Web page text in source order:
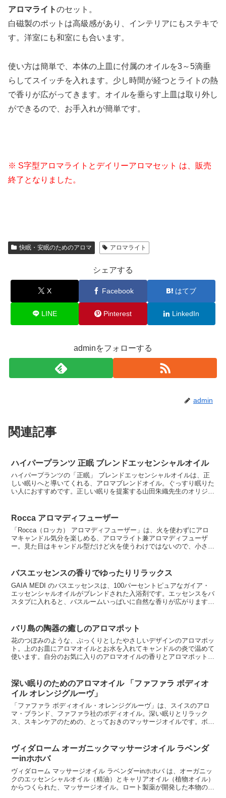
アロマライトのセット。
白磁製のポットは高級感があり、インテリアにもステキで
す。洋室にも和室にも合います。
使い方は簡単で、本体の上皿に付属のオイルを3～5滴垂
らしてスイッチを入れます。少し時間が経つとライトの熱
で香りが広がってきます。オイルを垂らす上皿は取り外し
ができるので、お手入れが簡単です。
※ S字型アロマライトとデイリーアロマセット は、販売
終了となりました。
快眠・安眠のためのアロマ アロマライト
シェアする
X Facebook はてブ
LINE Pinterest LinkedIn
adminをフォローする
admin
関連記事
ハイパープランツ 正眠 ブレンドエッセンシャルオイル
ハイパープランツの「正眠」 ブレンドエッセンシャルオイルは、正
しい眠りへと導いてくれる、アロマブレンドオイル。ぐっすり眠りた
い人におすすめです。正しい眠りを提案する山田朱織先生のオリジナ
Rocca アロマディフューザー
「Rocca（ロッカ） アロマディフューザー」は、火を使わずにアロ
マキャンドル気分を楽しめる、アロマライト兼アロマディフューザ
ー。見た目はキャンドル型だけど火を使うわけではないので、小さな
バスエッセンスの香りでゆったりリラックス
GAIA MEDI のバスエッセンスは、100パーセントピュアなガイア・
エッセンシャルオイルがブレンドされた入浴剤です。エッセンスをバ
スタブに入れると、バスルームいっぱいに自然な香りが広がります。
バリ島の陶器の癒しのアロマポット
花のつぼみのような、ぷっくりとしたやさしいデザインのアロマポッ
ト。上のお皿にアロマオイルとお水を入れてキャンドルの炎で温めて
使います。自分のお気に入りのアロマオイルの香りとアロマポットの
深い眠りのためのアロマオイル 「ファファラ ボディオ
イル オレンジグルーヴ」
「ファファラ ボディオイル・オレンジグルーヴ」は、スイスのアロ
マ・ブランド、ファファラ社のボディオイル。深い眠りとリラック
ス、スキンケアのための、とっておきのマッサージオイルです。ボデ
ヴィダローム オーガニックマッサージオイル ラベンダ
ーinホホバ
ヴィダローム マッサージオイル ラベンダーinホホバ は、オーガニッ
クのエッセンシャルオイル（精油）とキャリアオイル（植物オイル）
からつくられた、マッサージオイル。ロート製薬が開発した本物のア